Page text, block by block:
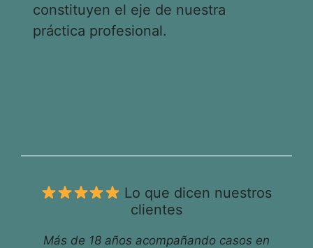
constituyen el eje de nuestra
práctica profesional.
Lo que dicen nuestros
clientes
Más de 18 años acompañando casos en